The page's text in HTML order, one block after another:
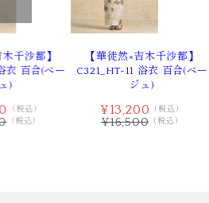
千沙都】
衣 百合(べー
)
（税込）
（税込）
【華徒然×吉木千沙都】
C321_HT-11 浴衣 百合(べー
ジュ)
¥13,200 （税込）
¥16,500 （税込）